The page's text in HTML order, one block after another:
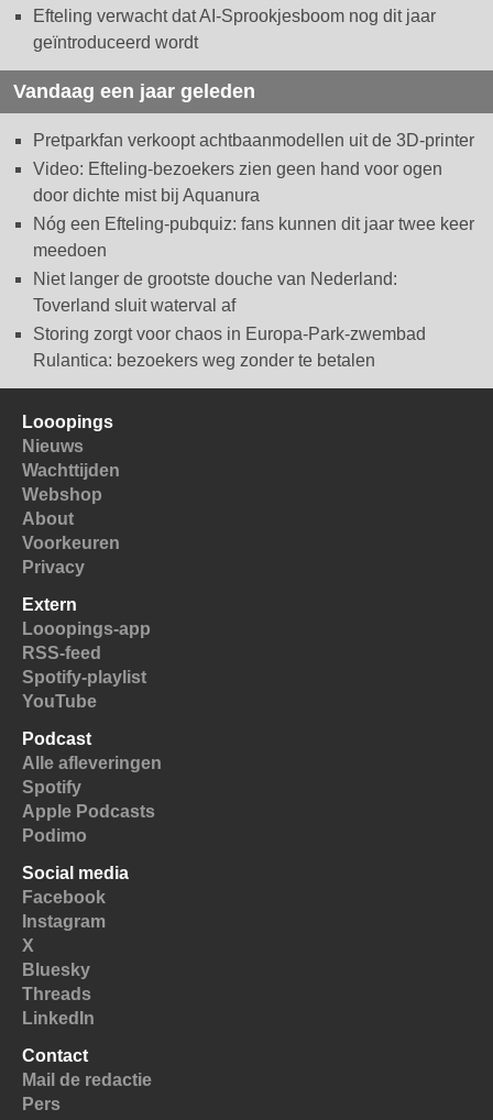
Efteling verwacht dat AI-Sprookjesboom nog dit jaar
geïntroduceerd wordt
Vandaag een jaar geleden
Pretparkfan verkoopt achtbaanmodellen uit de 3D-printer
Video: Efteling-bezoekers zien geen hand voor ogen
door dichte mist bij Aquanura
Nóg een Efteling-pubquiz: fans kunnen dit jaar twee keer
meedoen
Niet langer de grootste douche van Nederland:
Toverland sluit waterval af
Storing zorgt voor chaos in Europa-Park-zwembad
Rulantica: bezoekers weg zonder te betalen
Looopings
Nieuws
Wachttijden
Webshop
About
Voorkeuren
Privacy
Extern
Looopings-app
RSS-feed
Spotify-playlist
YouTube
Podcast
Alle afleveringen
Spotify
Apple Podcasts
Podimo
Social media
Facebook
Instagram
X
Bluesky
Threads
LinkedIn
Contact
Mail de redactie
Pers